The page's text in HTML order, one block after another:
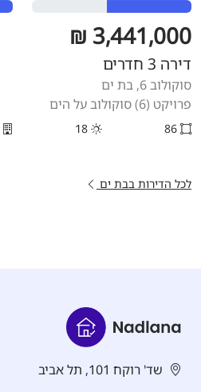
3,441,000 ₪
דירה 3 חדרים
סוקולוב 6, בת ים
פרויקט (6) סוקולוב על הים
לכל הדירות בבת ים
שד' רוקח 101, תל אביב